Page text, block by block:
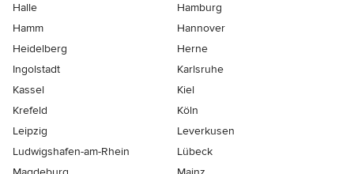
Halle
Hamburg
Hamm
Hannover
Heidelberg
Herne
Ingolstadt
Karlsruhe
Kassel
Kiel
Krefeld
Köln
Leipzig
Leverkusen
Ludwigshafen-am-Rhein
Lübeck